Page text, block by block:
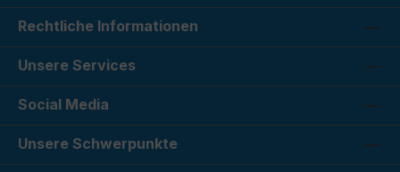
Rechtliche Informationen
Unsere Services
Social Media
Unsere Schwerpunkte